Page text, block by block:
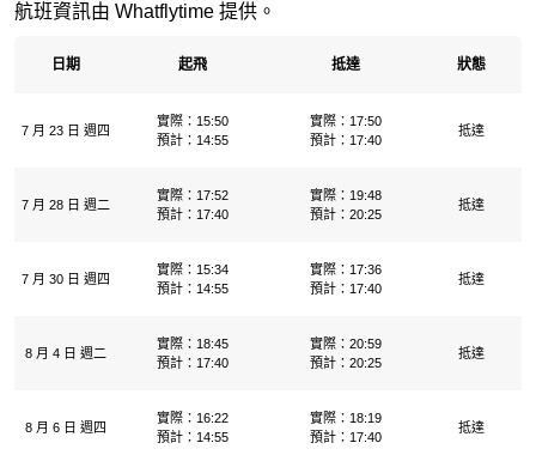
航班資訊由 Whatflytime 提供。
日期 起飛 抵達 狀態
7 月 23 日 週四
實際：15:50
預計：14:55
實際：17:50
預計：17:40
抵達
7 月 28 日 週二
實際：17:52
預計：17:40
實際：19:48
預計：20:25
抵達
7 月 30 日 週四
實際：15:34
預計：14:55
實際：17:36
預計：17:40
抵達
8 月 4 日 週二
實際：18:45
預計：17:40
實際：20:59
預計：20:25
抵達
8 月 6 日 週四
實際：16:22
預計：14:55
實際：18:19
預計：17:40
抵達